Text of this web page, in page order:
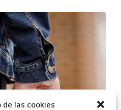
las cookies